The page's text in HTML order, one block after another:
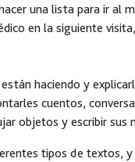
una lista para ir al
en la siguiente
haciendo y
cuentos,
objetos y escribir sus
tipos de textos, y